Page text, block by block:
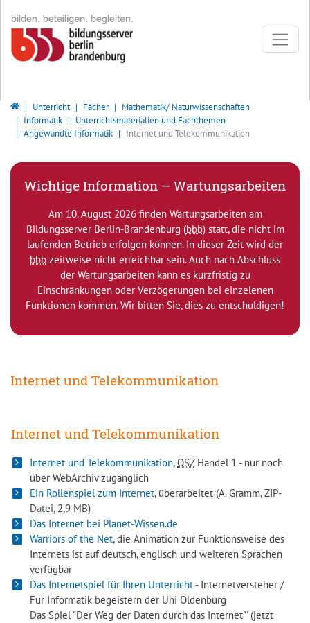
Bildungsserver Berlin - Brandenburg
Unterricht Fächer
Mathematik/ Naturwissenschaften
Informatik
Unterrichtsmaterialien und Fachthemen
Angewandte Informatik
Internet und Telekommunikation
Wichtige Information – Wartungsarbeiten
Am 10. August 2026 finden Wartungsarbeiten am
Bildungsserver Berlin-Brandenburg (bbb) statt, die nicht im
laufenden Betrieb erfolgen können. In dieser Zeit wird der
bbb zeitweise nicht erreichbar sein. Auch nach Abschluss
der Wartungsarbeiten kann es kurzfristig zu
Einschränkungen oder Verzögerungen bei einzelenen
Funktionen kommen. Wir bitten Sie, dies zu entschuldigen!
Internet und Telekommunikation
Internet und Telekommunikation
Internet und Telekommunikation,OSZHandel 1 - nur noch
über WebArchiv zugänglich
Ein Rollenspiel zum Internet, überarbeitet (A. Gramm, ZIP-
Datei, 2,9 MB)
Das Internet bei Planet-Wissen.de
Warriors of the Net, die Animation zur Funktionsweise des
Internets ist auf deutsch, englisch und weiteren Sprachen
verfügbar
Das Internetspiel für Ihren Unterricht - Internetversteher /
Für Informatik begeistern der Uni Oldenburg
Das Spiel "Der Weg der Daten durch das Internet"' (jetzt